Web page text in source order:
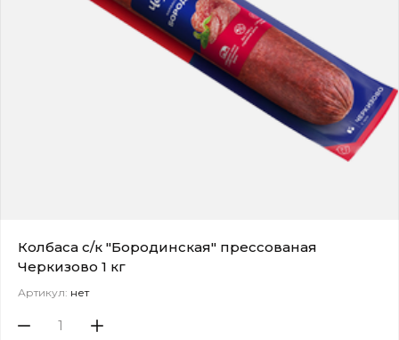
Колбаса с/к "Бородинская" прессованая
Черкизово 1 кг
Артикул: нет